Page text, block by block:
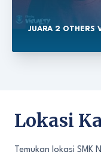
JUARA 2 OTHERS
Lokasi
Temukan lokasi SMK